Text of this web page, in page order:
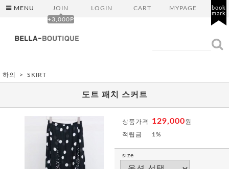
MENU
JOIN
+3,000P
LOGIN CART MYPAGE
book
mark
하의 SKIRT
도트 패치 스커트
상품가격 129,000원
적립금 1%
size